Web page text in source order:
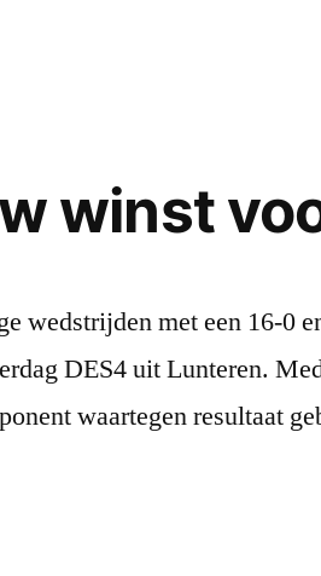
winst
wedstrijden met een 16-0
DES4 uit Lunteren.
waartegen resultaat